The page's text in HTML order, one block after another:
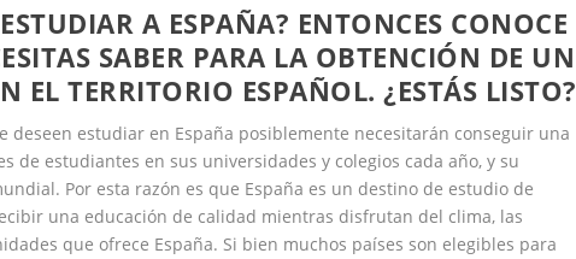
A ESPAÑA? ENTONCES CONOCE
SABER PARA LA OBTENCIÓN DE UN
EL TERRITORIO ESPAÑOL. ¿ESTÁS LISTO?
deseen estudiar en España posiblemente necesitarán conseguir una
de estudiantes en sus universidades y colegios cada año, y su
Por esta razón es que España es un destino de estudio de
una educación de calidad mientras disfrutan del clima, las
que ofrece España. Si bien muchos países son elegibles para